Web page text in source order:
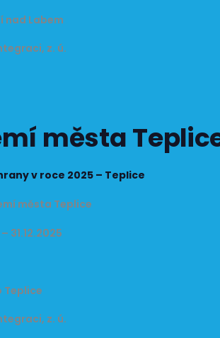
nad Labem
z. ú.
města
v roce 2025 – Teplice
města Teplice
31.12.2025
z. ú.